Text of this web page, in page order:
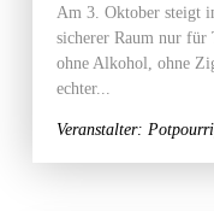
Am 3. Oktober steigt
sicherer Raum nur für
ohne Alkohol, ohne
echter...
Veranstalter: